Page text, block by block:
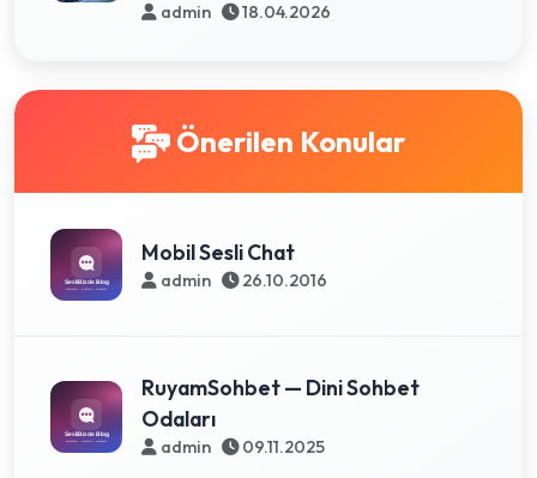
admin 18.04.2026
Önerilen Konular
Mobil Sesli Chat
admin 26.10.2016
RuyamSohbet — Dini Sohbet
Odaları
admin 09.11.2025